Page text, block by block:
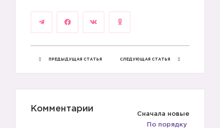
ПРЕДЫДУЩАЯ СТАТЬЯ СЛЕДУЮЩАЯ СТАТЬЯ
Комментарии
Сначала новые
По порядку